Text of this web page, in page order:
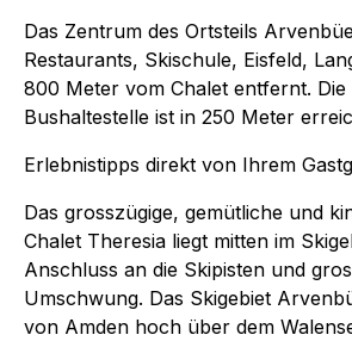
Das Zentrum des Ortsteils
Restaurants, Skischule, Eisfeld,
800 Meter vom Chalet entfernt. Die
Bushaltestelle ist in 250 Meter
Erlebnistipps direkt von Ihrem
Das grosszügige, gemütliche und
Chalet Theresia liegt mitten im
Anschluss an die Skipisten und
Umschwung. Das Skigebiet
von Amden hoch über dem